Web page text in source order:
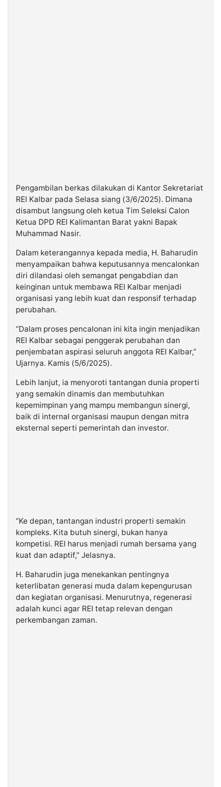
Pengambilan berkas dilakukan di Kantor Sekretariat
REI Kalbar pada Selasa siang (3/6/2025). Dimana
disambut langsung oleh ketua Tim Seleksi Calon
Ketua DPD REI Kalimantan Barat yakni Bapak
Muhammad Nasir.
Dalam keterangannya kepada media, H. Baharudin
menyampaikan bahwa keputusannya mencalonkan
diri dilandasi oleh semangat pengabdian dan
keinginan untuk membawa REI Kalbar menjadi
organisasi yang lebih kuat dan responsif terhadap
perubahan.
“Dalam proses pencalonan ini kita ingin menjadikan
REI Kalbar sebagai penggerak perubahan dan
penjembatan aspirasi seluruh anggota REI Kalbar,”
Ujarnya. Kamis (5/6/2025).
Lebih lanjut, ia menyoroti tantangan dunia properti
yang semakin dinamis dan membutuhkan
kepemimpinan yang mampu membangun sinergi,
baik di internal organisasi maupun dengan mitra
eksternal seperti pemerintah dan investor.
“Ke depan, tantangan industri properti semakin
kompleks. Kita butuh sinergi, bukan hanya
kompetisi. REI harus menjadi rumah bersama yang
kuat dan adaptif,” Jelasnya.
H. Baharudin juga menekankan pentingnya
keterlibatan generasi muda dalam kepengurusan
dan kegiatan organisasi. Menurutnya, regenerasi
adalah kunci agar REI tetap relevan dengan
perkembangan zaman.